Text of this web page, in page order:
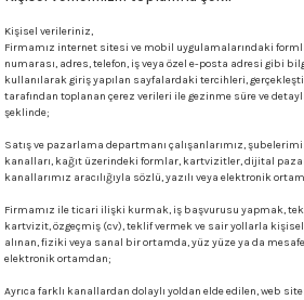
°C
Kişisel verileriniz,
Firmamız internet sitesi ve mobil uygulamalarındaki
numarası, adres, telefon, iş veya özel e-posta adresi gibi
kullanılarak giriş yapılan sayfalardaki tercihleri,
tarafından toplanan çerez verileri ile gezinme süre ve
şeklinde;
Satış ve pazarlama departmanı çalışanlarımız,
kanalları, kağıt üzerindeki formlar, kartvizitler, dijital
kanallarımız aracılığıyla sözlü, yazılı veya elektronik
Firmamız ile ticari ilişki kurmak, iş başvurusu yapmak,
kartvizit, özgeçmiş (cv), teklif vermek ve sair yollarla
alınan, fiziki veya sanal bir ortamda, yüz yüze ya da
elektronik ortamdan;
Ayrıca farklı kanallardan dolaylı yoldan elde edilen, web